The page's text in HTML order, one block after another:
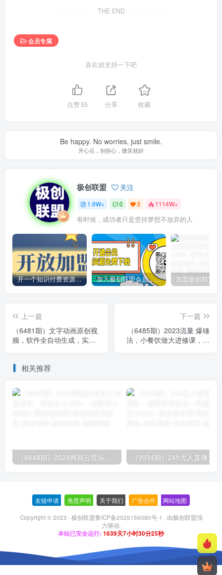
THE END
会员专属
喜欢就支持一下吧
点赞55 分享 收藏
Be happy. No worries, just smile.
开心点，别担心，微笑就好
极创联盟 关注
1.9W+ 0 3 1114W+
有时候，成功者只是坚持梦想不放弃的人
开一个知识付费资源网站，小白也能日入1000+ 加入极创联盟会员，全站资源免费学习。
上一篇
（6481期）文字动画原创视
频，软件全自动生成，实测
下一篇
（6485期）2023流量 爆锤
法，小餐饮做大进修课，一
相关推荐
（9448期）2024网易云音乐人挂机项目，单机日入150+，无脑月入5000+
友链申请 免责声明 关于我们 广告合作 网站地图
Copyright © 2023 · 极创联盟鲁ICP备2025156080号-1 · 由极创联盟强
力驱动.
本站已安全运行: 1639天7小时30分26秒